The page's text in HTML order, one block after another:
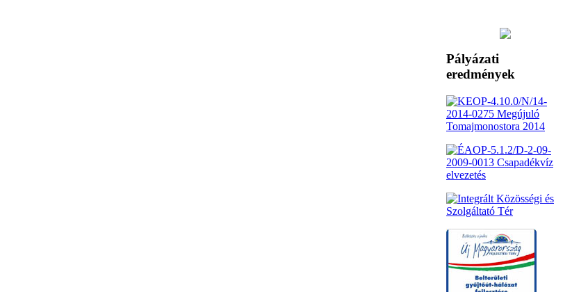
Pályázati
eredmények